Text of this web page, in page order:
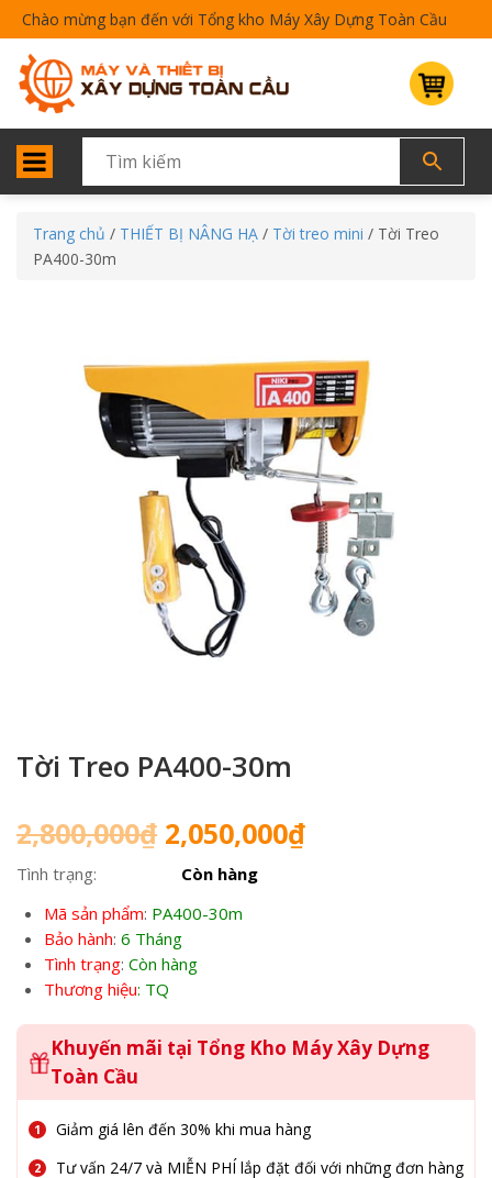
Chào mừng bạn đến với Tổng kho Máy Xây Dựng Toàn Cầu
Trang chủ / THIẾT BỊ NÂNG HẠ / Tời treo mini / Tời Treo
PA400-30m
Tời Treo PA400-30m
2,800,000₫ Giá
gốc
là:
2,800,000₫.
2,050,000₫Giá
Tình trạng:
Còn hàng
Mã sản phẩm: PA400-30m
Bảo hành: 6 Tháng
Tình trạng: Còn hàng
Thương hiệu: TQ
Khuyến mãi tại Tổng Kho Máy Xây Dựng
Toàn Cầu
Giảm giá lên đến 30% khi mua hàng
Tư vấn 24/7 và MIỄN PHÍ lắp đặt đối với những đơn hàng